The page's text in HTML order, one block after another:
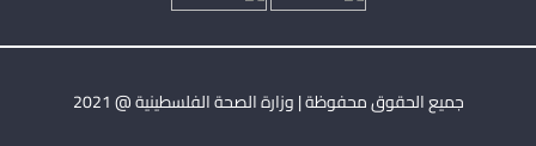
جميع الحقوق محفوظة | وزارة الصحة الفلسطينية @ 2021